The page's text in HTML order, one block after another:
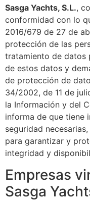
Sasga Yachts, S.L.​​,
conformidad con lo
2016/679 de 27 de
protección de las
tratamiento de datos
de estos datos y
de protección de
34/2002, de 11 de
la Información y del
informa de que tiene
seguridad
para garantizar y
integridad y
Empresas
Sasga